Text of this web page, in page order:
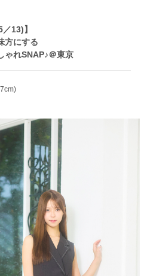
13)】
方にする
ゃれSNAP♪＠東京